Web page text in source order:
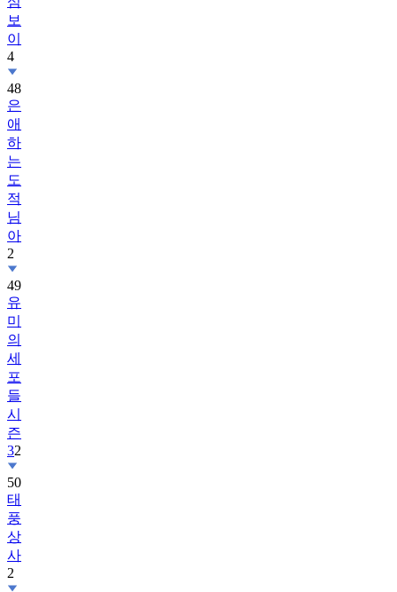
보
이
4
48
은
애
하
는
도
적
님
아
2
49
유
미
의
세
포
들
시
즌
32
50
태
풍
상
사
2